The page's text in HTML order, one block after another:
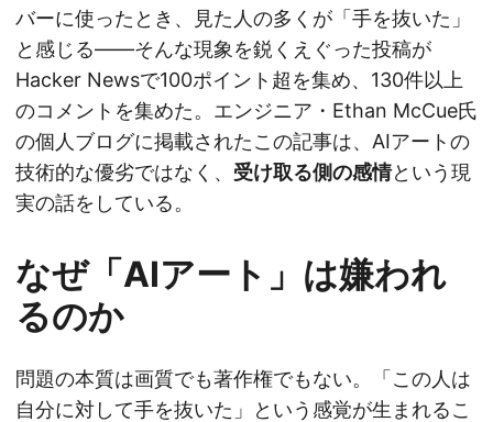
バーに使ったとき、見た人の多くが「手を抜いた」
と感じる——そんな現象を鋭くえぐった投稿が
Hacker Newsで100ポイント超を集め、130件以上
のコメントを集めた。エンジニア・Ethan McCue氏
の個人ブログに掲載されたこの記事は、AIアートの
技術的な優劣ではなく、 受け取る側の感情という現
実の話をしている。
なぜ「AIアート」は嫌われ
るのか
問題の本質は画質でも著作権でもない。「この人は
自分に対して手を抜いた」という感覚が生まれるこ